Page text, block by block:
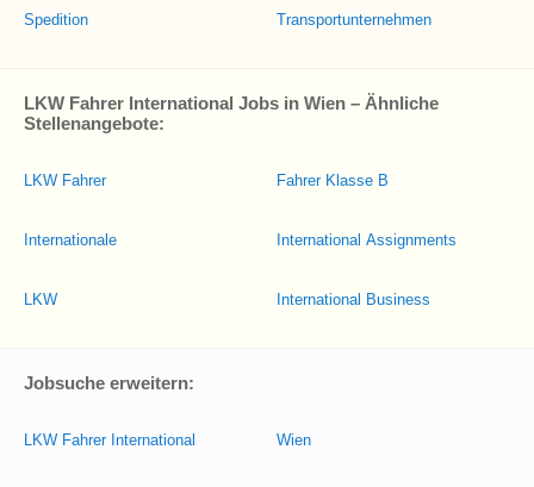
Spedition Transportunternehmen
LKW Fahrer International Jobs in Wien – Ähnliche
Stellenangebote:
LKW Fahrer
Internationale
LKW
Fahrer Klasse B
International Assignments
International Business
Jobsuche erweitern:
LKW Fahrer International Wien